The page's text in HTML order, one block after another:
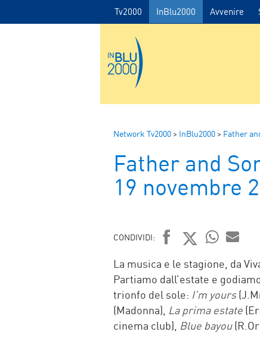
Tv2000 InBlu2000 Avvenire
Network Tv2000 > InBlu2000 > Father
Father and
19 novembre
CONDIVIDI:
FACEBOOK
TWITTER
MAIL
La musica e le stagione, da
Partiamo dall’estate e
trionfo del sole: I’m yours
(Madonna), La prima estate
cinema club), Blue bayou